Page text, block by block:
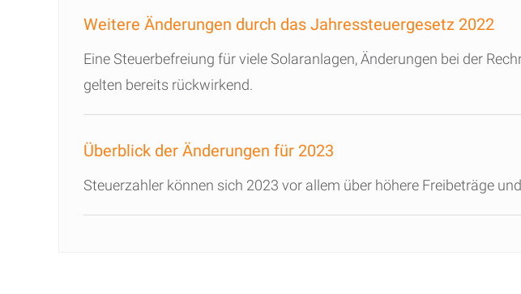
Weitere Änderungen durch das Jahressteuergesetz 2022
Eine Steuerbefreiung für viele Solaranlagen, Änderungen bei der
gelten bereits rückwirkend.
Überblick der Änderungen für 2023
Steuerzahler können sich 2023 vor allem über höhere Freibeträge